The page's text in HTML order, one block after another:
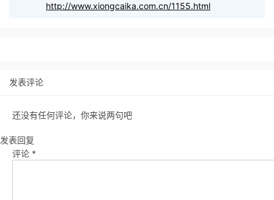
http://www.xiongcaika.com.cn/1155.html
发表评论
还没有任何评论，你来说两句吧
发表回复
评论 *